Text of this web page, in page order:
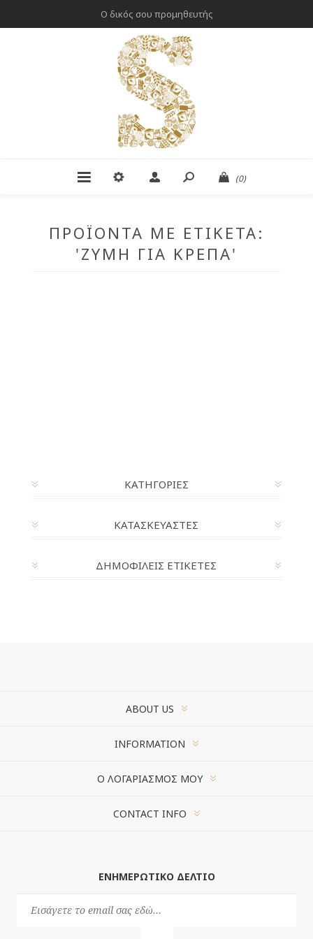
Ο δικός σου προμηθευτής
(0)
ΠΡΟΪΌΝΤΑ ΜΕ ΕΤΙΚΈΤΑ:
'ΖΎΜΗ ΓΙΑ ΚΡΈΠΑ'
ΚΑΤΗΓΟΡΊΕΣ
ΚΑΤΑΣΚΕΥΑΣΤΈΣ
ΔΗΜΟΦΙΛΕΙΣ ΕΤΙΚΕΤΕΣ
ABOUT US
INFORMATION
Ο ΛΟΓΑΡΙΑΣΜΌΣ ΜΟΥ
CONTACT INFO
ΕΝΗΜΕΡΩΤΙΚΌ ΔΕΛΤΊΟ